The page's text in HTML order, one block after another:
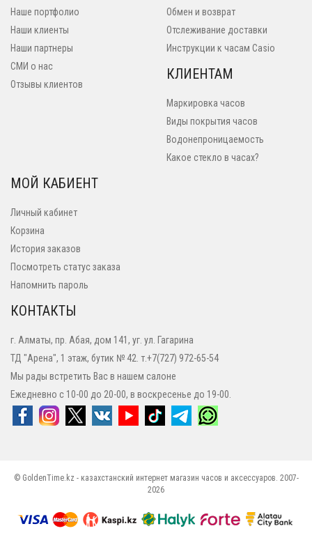
Наше портфолио
Наши клиенты
Наши партнеры
СМИ о нас
Отзывы клиентов
Обмен и возврат
Отслеживание доставки
Инструкции к часам Casio
КЛИЕНТАМ
Маркировка часов
Виды покрытия часов
Водонепроницаемость
Какое стекло в часах?
МОЙ КАБИЕНТ
Личный кабинет
Корзина
История заказов
Посмотреть статус заказа
Напомнить пароль
КОНТАКТЫ
г. Алматы, пр. Абая, дом 141, уг. ул. Гагарина
ТД "Арена", 1 этаж, бутик № 42. т.+7(727) 972-65-54
Мы рады встретить Вас в нашем салоне
Ежедневно с 10-00 до 20-00, в воскресенье до 19-00.
© GoldenTime.kz - казахстанский интернет магазин часов и аксессуаров. 2007-
2026